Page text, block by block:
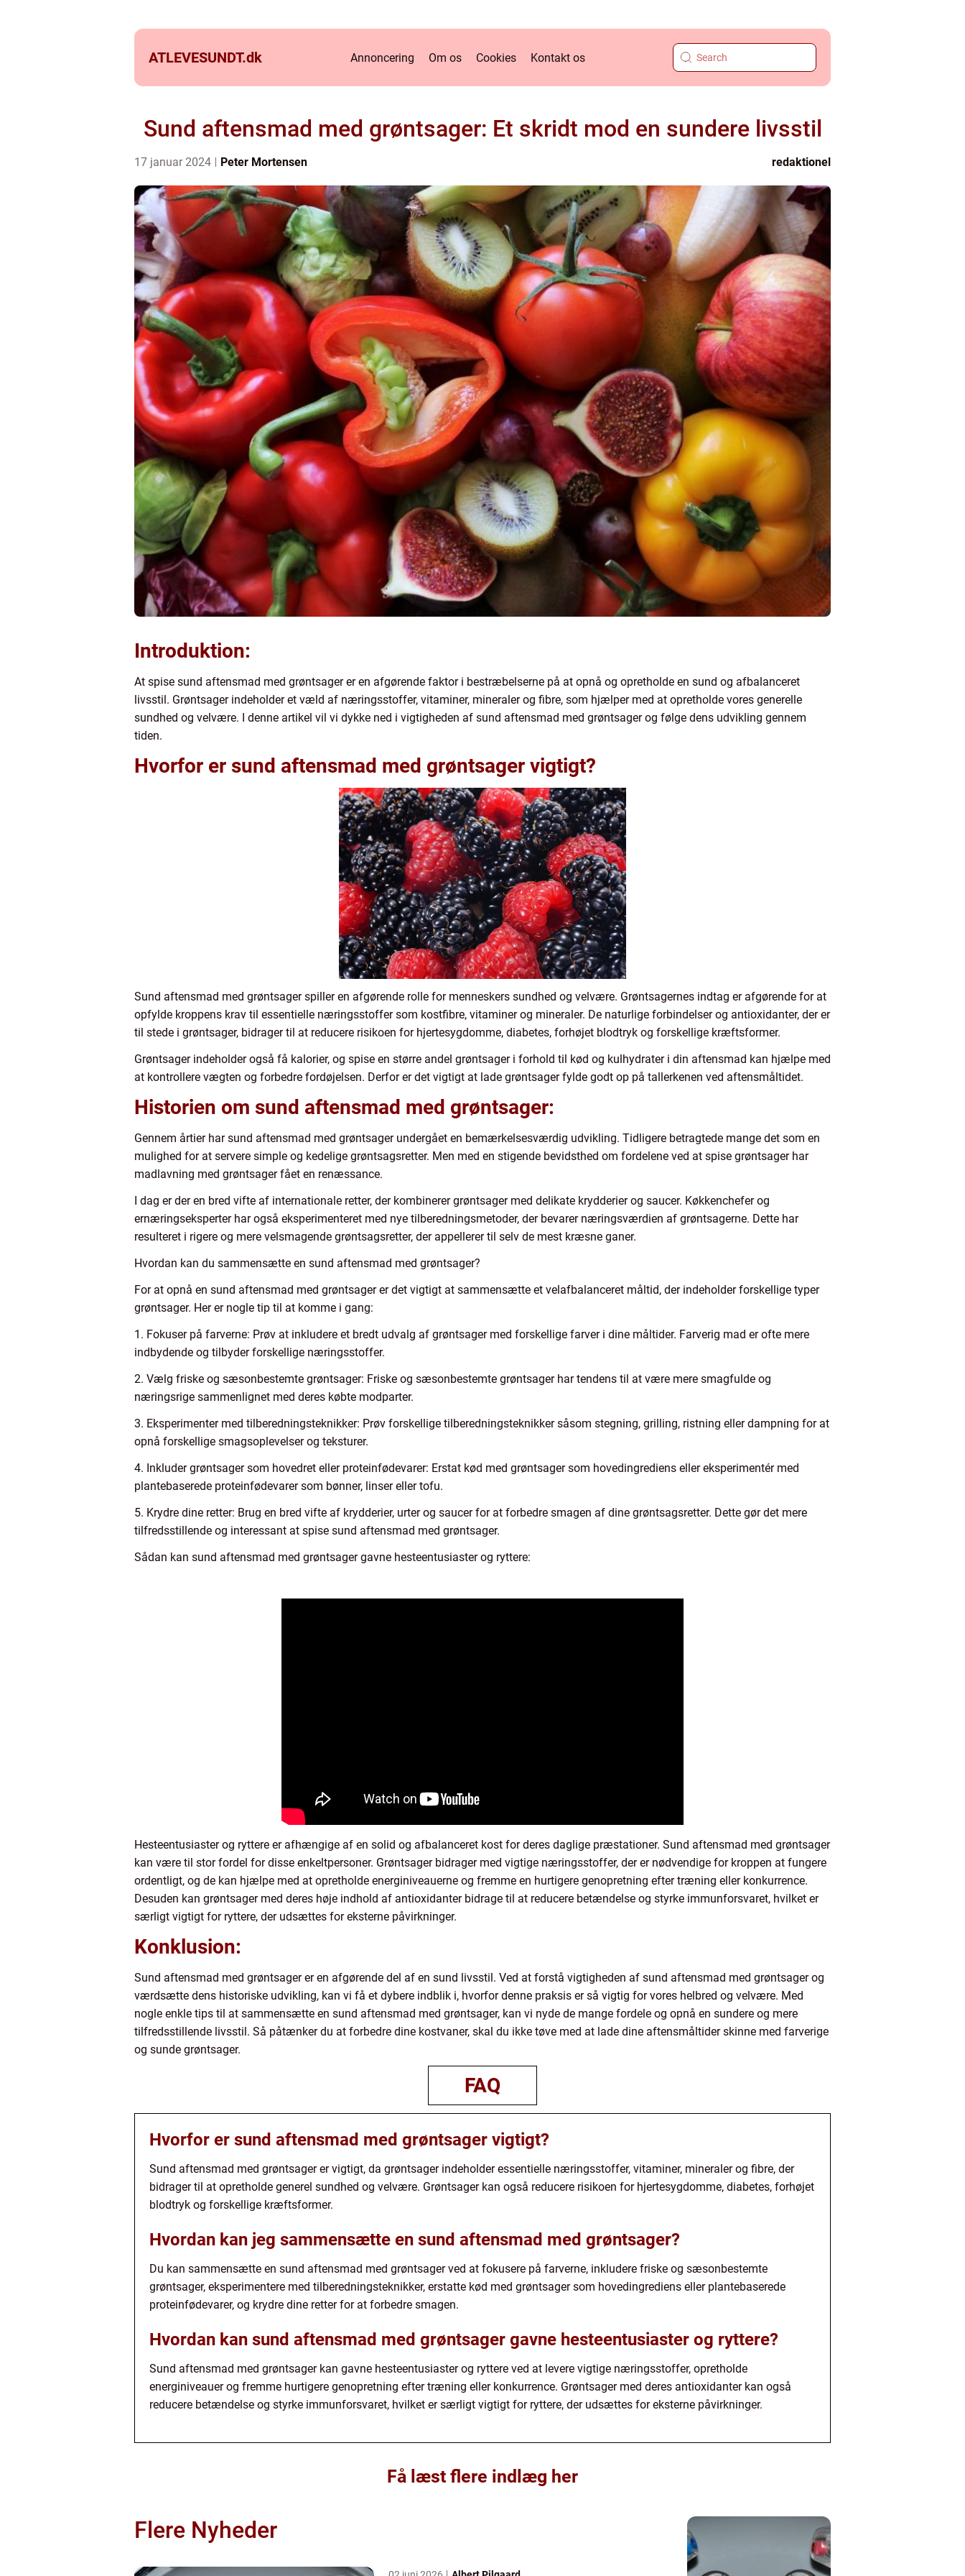
ATLEVESUNDT.dk Annoncering Om os Cookies Kontakt os
Sund aftensmad med grøntsager: Et skridt mod en sundere livsstil
17 januar 2024 Peter Mortensen redaktionel
Introduktion:
At spise sund aftensmad med grøntsager er en afgørende faktor i bestræbelserne på at opnå og opretholde en sund og afbalanceret
livsstil. Grøntsager indeholder et væld af næringsstoffer, vitaminer, mineraler og fibre, som hjælper med at opretholde vores generelle
sundhed og velvære. I denne artikel vil vi dykke ned i vigtigheden af sund aftensmad med grøntsager og følge dens udvikling gennem
tiden.
Hvorfor er sund aftensmad med grøntsager vigtigt?
Sund aftensmad med grøntsager spiller en afgørende rolle for menneskers sundhed og velvære. Grøntsagernes indtag er afgørende for at
opfylde kroppens krav til essentielle næringsstoffer som kostfibre, vitaminer og mineraler. De naturlige forbindelser og antioxidanter, der er
til stede i grøntsager, bidrager til at reducere risikoen for hjertesygdomme, diabetes, forhøjet blodtryk og forskellige kræftsformer.
Grøntsager indeholder også få kalorier, og spise en større andel grøntsager i forhold til kød og kulhydrater i din aftensmad kan hjælpe med
at kontrollere vægten og forbedre fordøjelsen. Derfor er det vigtigt at lade grøntsager fylde godt op på tallerkenen ved aftensmåltidet.
Historien om sund aftensmad med grøntsager:
Gennem årtier har sund aftensmad med grøntsager undergået en bemærkelsesværdig udvikling. Tidligere betragtede mange det som en
mulighed for at servere simple og kedelige grøntsagsretter. Men med en stigende bevidsthed om fordelene ved at spise grøntsager har
madlavning med grøntsager fået en renæssance.
I dag er der en bred vifte af internationale retter, der kombinerer grøntsager med delikate krydderier og saucer. Køkkenchefer og
ernæringseksperter har også eksperimenteret med nye tilberedningsmetoder, der bevarer næringsværdien af grøntsagerne. Dette har
resulteret i rigere og mere velsmagende grøntsagsretter, der appellerer til selv de mest kræsne ganer.
Hvordan kan du sammensætte en sund aftensmad med grøntsager?
For at opnå en sund aftensmad med grøntsager er det vigtigt at sammensætte et velafbalanceret måltid, der indeholder forskellige typer
grøntsager. Her er nogle tip til at komme i gang:
1. Fokuser på farverne: Prøv at inkludere et bredt udvalg af grøntsager med forskellige farver i dine måltider. Farverig mad er ofte mere
indbydende og tilbyder forskellige næringsstoffer.
2. Vælg friske og sæsonbestemte grøntsager: Friske og sæsonbestemte grøntsager har tendens til at være mere smagfulde og
næringsrige sammenlignet med deres købte modparter.
3. Eksperimenter med tilberedningsteknikker: Prøv forskellige tilberedningsteknikker såsom stegning, grilling, ristning eller dampning for at
opnå forskellige smagsoplevelser og teksturer.
4. Inkluder grøntsager som hovedret eller proteinfødevarer: Erstat kød med grøntsager som hovedingrediens eller eksperimentér med
plantebaserede proteinfødevarer som bønner, linser eller tofu.
5. Krydre dine retter: Brug en bred vifte af krydderier, urter og saucer for at forbedre smagen af dine grøntsagsretter. Dette gør det mere
tilfredsstillende og interessant at spise sund aftensmad med grøntsager.
Sådan kan sund aftensmad med grøntsager gavne hesteentusiaster og ryttere:
Hesteentusiaster og ryttere er afhængige af en solid og afbalanceret kost for deres daglige præstationer. Sund aftensmad med grøntsager
kan være til stor fordel for disse enkeltpersoner. Grøntsager bidrager med vigtige næringsstoffer, der er nødvendige for kroppen at fungere
ordentligt, og de kan hjælpe med at opretholde energiniveauerne og fremme en hurtigere genopretning efter træning eller konkurrence.
Desuden kan grøntsager med deres høje indhold af antioxidanter bidrage til at reducere betændelse og styrke immunforsvaret, hvilket er
særligt vigtigt for ryttere, der udsættes for eksterne påvirkninger.
Konklusion:
Sund aftensmad med grøntsager er en afgørende del af en sund livsstil. Ved at forstå vigtigheden af sund aftensmad med grøntsager og
værdsætte dens historiske udvikling, kan vi få et dybere indblik i, hvorfor denne praksis er så vigtig for vores helbred og velvære. Med
nogle enkle tips til at sammensætte en sund aftensmad med grøntsager, kan vi nyde de mange fordele og opnå en sundere og mere
tilfredsstillende livsstil. Så påtænker du at forbedre dine kostvaner, skal du ikke tøve med at lade dine aftensmåltider skinne med farverige
og sunde grøntsager.
FAQ
Hvorfor er sund aftensmad med grøntsager vigtigt?
Sund aftensmad med grøntsager er vigtigt, da grøntsager indeholder essentielle næringsstoffer, vitaminer, mineraler og fibre, der
bidrager til at opretholde generel sundhed og velvære. Grøntsager kan også reducere risikoen for hjertesygdomme, diabetes, forhøjet
blodtryk og forskellige kræftsformer.
Hvordan kan jeg sammensætte en sund aftensmad med grøntsager?
Du kan sammensætte en sund aftensmad med grøntsager ved at fokusere på farverne, inkludere friske og sæsonbestemte
grøntsager, eksperimentere med tilberedningsteknikker, erstatte kød med grøntsager som hovedingrediens eller plantebaserede
proteinfødevarer, og krydre dine retter for at forbedre smagen.
Hvordan kan sund aftensmad med grøntsager gavne hesteentusiaster og ryttere?
Sund aftensmad med grøntsager kan gavne hesteentusiaster og ryttere ved at levere vigtige næringsstoffer, opretholde
energiniveauer og fremme hurtigere genopretning efter træning eller konkurrence. Grøntsager med deres antioxidanter kan også
reducere betændelse og styrke immunforsvaret, hvilket er særligt vigtigt for ryttere, der udsættes for eksterne påvirkninger.
Få læst flere indlæg her
Flere Nyheder